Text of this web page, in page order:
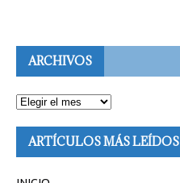
ARCHIVOS
ARTÍCULOS MÁS LEÍDOS